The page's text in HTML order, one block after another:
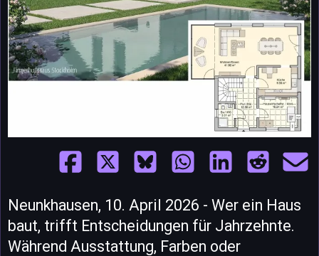
Neunkhausen, 10. April 2026 - Wer ein Haus
baut, trifft Entscheidungen für Jahrzehnte.
Während Ausstattung, Farben oder